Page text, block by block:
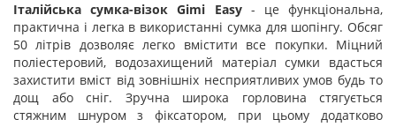
Італійська сумка-візок Gimi Easy- це функціональна,
практична і легка в використанні сумка для шопінгу. Обсяг
50 літрів дозволяє легко вмістити все покупки. Міцний
поліестеровий, водозахищений матеріал сумки вдасться
захистити вміст від зовнішніх несприятливих умов будь то
дощ або сніг. Зручна широка горловина стягується
стяжним шнуром з фіксатором, при цьому додатково